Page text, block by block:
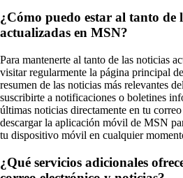
¿Cómo puedo estar al tanto de
actualizadas en MSN?
Para mantenerte al tanto de las noticias
visitar regularmente la página principal
resumen de las noticias más relevantes
suscribirte a notificaciones o boletines
últimas noticias directamente en tu
descargar la aplicación móvil de MSN
tu dispositivo móvil en cualquier
¿Qué servicios adicionales